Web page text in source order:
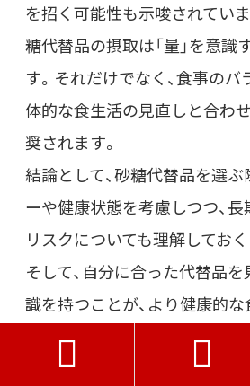
を招く可能性も示唆されてい
糖代替品の摂取は「量」を意識
す。それだけでなく、食事のバ
体的な食生活の見直しと合わ
奨されます。
結論として、砂糖代替品を選ぶ
ーや健康状態を考慮しつつ、
リスクについても理解してお
そして、自分に合った代替品
識を持つことが、より健康的
なることでしょう。
おすすめな良質な黒糖と
 